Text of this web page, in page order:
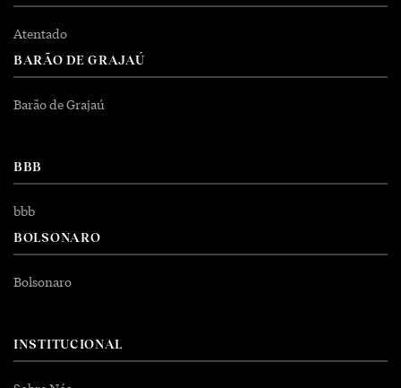
Atentado
BARÃO DE GRAJAÚ
Barão de Grajaú
BBB
bbb
BOLSONARO
Bolsonaro
INSTITUCIONAL